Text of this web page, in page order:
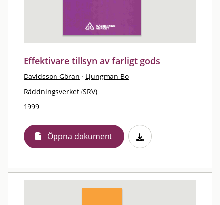
Effektivare tillsyn av farligt gods
Davidsson Göran · Ljungman Bo
Räddningsverket (SRV)
1999
Öppna dokument